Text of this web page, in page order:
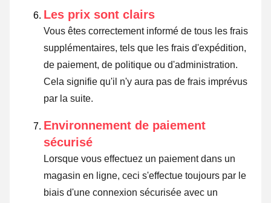
Les prix sont clairs
Vous êtes correctement informé de tous les frais
supplémentaires, tels que les frais d'expédition,
de paiement, de politique ou d'administration.
Cela signifie qu'il n'y aura pas de frais imprévus
par la suite.
Environnement de paiement
sécurisé
Lorsque vous effectuez un paiement dans un
magasin en ligne, ceci s'effectue toujours par le
biais d'une connexion sécurisée avec un